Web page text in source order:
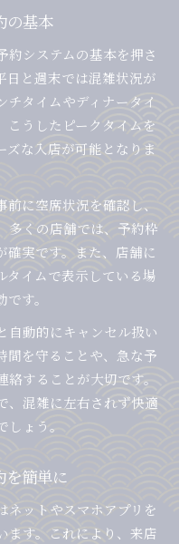
の時間を確保
転寿司予約術
く美味しさを満喫
転寿司予約の工夫
活用ポイント
ルに楽しむ方法
の基本
約システムの基本を押さ
日と週末では混雑状況が
タイムやディナータイ
こうしたピークタイムを
ズな入店が可能となりま
に空席状況を確認し、
多くの店舗では、予約枠
確実です。また、店舗に
タイムで表示している場
す。
自動的にキャンセル扱い
間を守ることや、急な予
することが大切です。
、混雑に左右されず快適
ょう。
を簡単に
ネットやスマホアプリを
ます。これにより、来店